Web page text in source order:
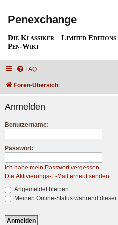
Penexchange
Die Klassiker Limited Editions
Pen-Wiki
FAQ
Foren-Übersicht
Anmelden
Benutzername:
Passwort:
Ich habe mein Passwort vergessen
Die Aktivierungs-E-Mail erneut senden
Angemeldet bleiben
Meinen Online-Status während